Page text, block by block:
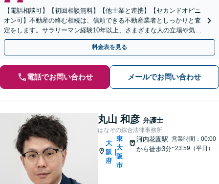
【電話相談可】【初回相談無料】【他士業と連携】【セカンドオピニ
オン可】不動産の絡む相続は、信頼できる不動産業者としっかりと査
定をします。サラリーマン経験10年以上、さまざまな人の立場や気持
ちが分かります。遺産分割や相続放棄もお任せください。
料金表を見る
電話でお問い合わせ メールでお問い合わせ
丸山 和彦 弁護士
はなぞの綜合法律事務所
大
阪
府
東
大
阪
市
河内花園駅
から徒歩3分
営業時間：00:00
~23:59（平日）